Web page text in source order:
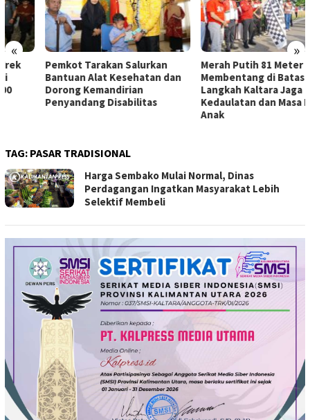
« »
Pemkot Tarakan Salurkan
Bantuan Alat Kesehatan dan
Dorong Kemandirian
Penyandang Disabilitas
Merah Putih 81 Meter
Membentang di Batas Negeri:
Langkah Kaltara Jaga
Kedaulatan dan Masa Depan
TAG: PASAR TRADISIONAL
Harga Sembako Mulai Normal, Dinas
Perdagangan Ingatkan Masyarakat Lebih
Selektif Membeli